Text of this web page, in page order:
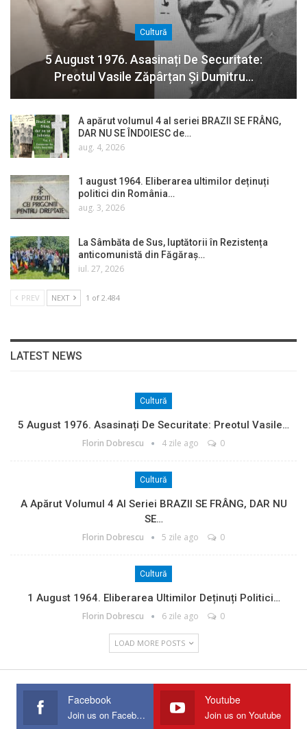
Cultură
5 August 1976. Asasinați De Securitate:
Preotul Vasile Zăpârțan Și Dumitru…
A apărut volumul 4 al seriei BRAZII SE FRÂNG,
DAR NU SE ÎNDOIESC de…
aug. 4, 2026
1 august 1964. Eliberarea ultimilor deținuți
politici din România…
aug. 3, 2026
La Sâmbăta de Sus, luptătorii în Rezistența
anticomunistă din Făgăraș…
iul. 27, 2026
PREV NEXT 1 of 2.484
LATEST NEWS
Cultură
5 August 1976. Asasinați De Securitate: Preotul Vasile…
Florin Dobrescu 4 zile ago 0
Cultură
A Apărut Volumul 4 Al Seriei BRAZII SE FRÂNG, DAR NU
SE…
Florin Dobrescu 5 zile ago 0
Cultură
1 August 1964. Eliberarea Ultimilor Deținuți Politici…
Florin Dobrescu 6 zile ago 0
LOAD MORE POSTS
Facebook
Join us on Facebook
Youtube
Join us on Youtube